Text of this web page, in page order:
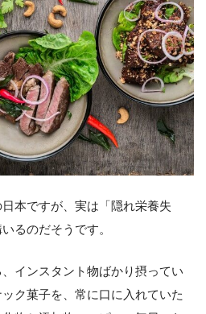
本ですが、実は「隠れ栄養失
るのだそうです。
インスタント物ばかり摂ってい
ク菓子を、常に口に入れていた